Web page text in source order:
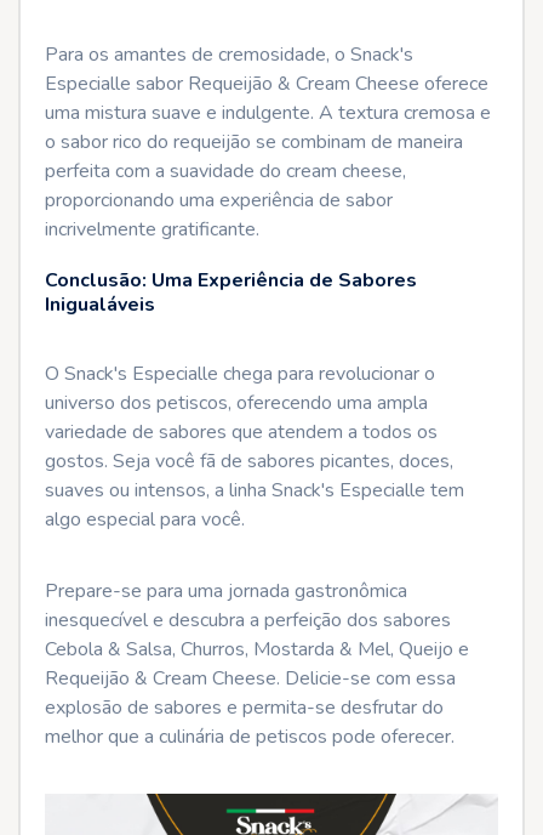
Para os amantes de cremosidade, o Snack's
Especialle sabor Requeijão & Cream Cheese oferece
uma mistura suave e indulgente. A textura cremosa e
o sabor rico do requeijão se combinam de maneira
perfeita com a suavidade do cream cheese,
proporcionando uma experiência de sabor
incrivelmente gratificante.
Conclusão: Uma Experiência de Sabores
Inigualáveis
O Snack's Especialle chega para revolucionar o
universo dos petiscos, oferecendo uma ampla
variedade de sabores que atendem a todos os
gostos. Seja você fã de sabores picantes, doces,
suaves ou intensos, a linha Snack's Especialle tem
algo especial para você.
Prepare-se para uma jornada gastronômica
inesquecível e descubra a perfeição dos sabores
Cebola & Salsa, Churros, Mostarda & Mel, Queijo e
Requeijão & Cream Cheese. Delicie-se com essa
explosão de sabores e permita-se desfrutar do
melhor que a culinária de petiscos pode oferecer.